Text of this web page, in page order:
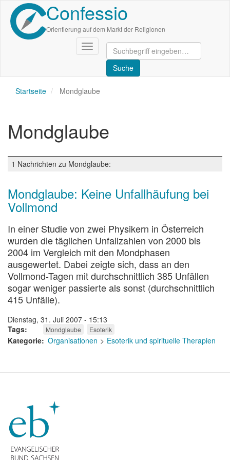
Direkt
zum
Inhalt
Confessio
Orientierung auf dem Markt der Religionen
Navigation
aktivieren/deaktivieren
Startseite Mondglaube
Mondglaube
1 Nachrichten zu Mondglaube:
Mondglaube: Keine Unfallhäufung bei
Vollmond
In einer Studie von zwei Physikern in Österreich
wurden die täglichen Unfallzahlen von 2000 bis
2004 im Vergleich mit den Mondphasen
ausgewertet. Dabei zeigte sich, dass an den
Vollmond-Tagen mit durchschnittlich 385 Unfällen
sogar weniger passierte als sonst (durchschnittlich
415 Unfälle).
Dienstag, 31. Juli 2007 - 15:13
Tags
Mondglaube Esoterik
Kategorie Organisationen Esoterik und spirituelle Therapien